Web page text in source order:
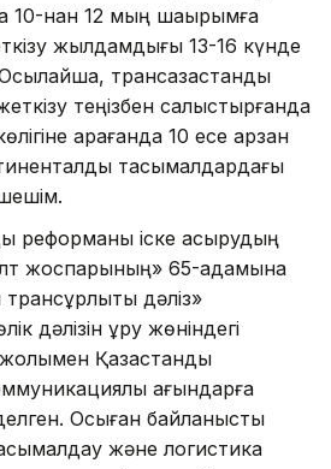
10-нан 12 мың шақырымға
жылдамдығы 13-16 күнде
трансқазақстандық
теңізбен салыстырғанда
қарағанда 10 есе арзан
тасымалдардағы
реформаны іске асырудың
жоспарының» 65-қадамына
дәліз»
дәлізін құру жөніндегі
Қазақстанды
ағындарға
Осыған байланысты
және логистика